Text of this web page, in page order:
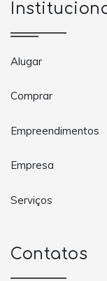
Alugar
Comprar
Empreendimentos
Empresa
Serviços
Contatos